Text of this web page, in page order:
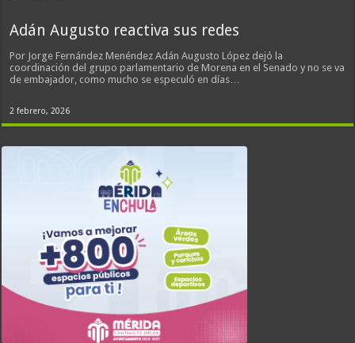
Adán Augusto reactiva sus redes
Por Jorge Fernández Menéndez Adán Augusto López dejó la
coordinación del grupo parlamentario de Morena en el Senado y no se va
de embajador, como mucho se especuló en días…
2 febrero, 2026